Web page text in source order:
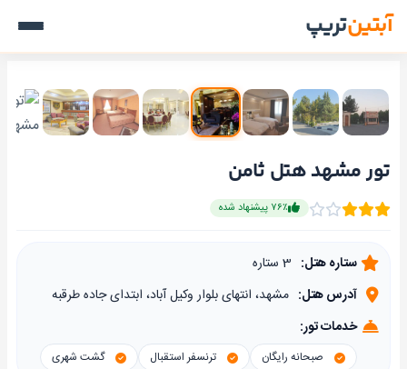
آبتینتریپ
تور مشهد هتل ثامن
۷۶٪ پیشنهاد شده
ستاره هتل:
آدرس هتل: مشهد، انتهای بلوار وکیل آباد، ابتدای جاده طرقبه
خدمات تور:
صبحانه رایگان ترنسفر استقبال گشت شهری